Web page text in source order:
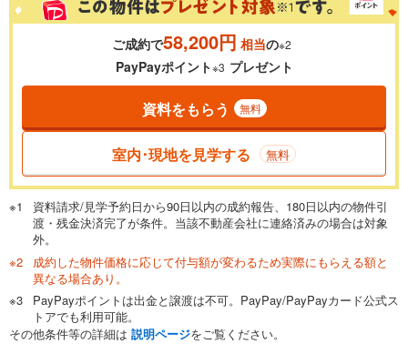
0.01%
一般的には最長35年まで借り入れ可能です。多くの金融機関
が完済時の年齢は80歳までを条件としています。
閉じる
頭金 万円
0万円 3,880万円
自己資金から住宅購入にかけられる金額を入力してくださ
い。一般的には物件価格の2割までが目安です。
閉じる
ボーナス
万円
ご成約で58,200円 相当の※2
PayPayポイント※3 プレゼント
資料をもらう 無料
室内･現地を見学する 無料
資料請求/見学予約日から90日以内の成約報告、180日以内の物件引
渡・残金決済完了が条件。当該不動産会社に連絡済みの場合は対象
外。
成約した物件価格に応じて付与額が変わるため実際にもらえる額と
異なる場合あり。
PayPayポイントは出金と譲渡は不可。PayPay/PayPayカード公式ス
トアでも利用可能。
その他条件等の詳細は 説明ページをご覧ください。